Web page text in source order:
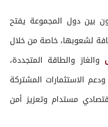
بين دول المجموعة يفتح
لشعوبها، خاصة من خلال
والغاز والطاقة المتجددة،
ودعم الاستثمارات المشتركة
مستدام وتعزيز أمن